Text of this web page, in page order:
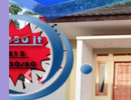
Previous